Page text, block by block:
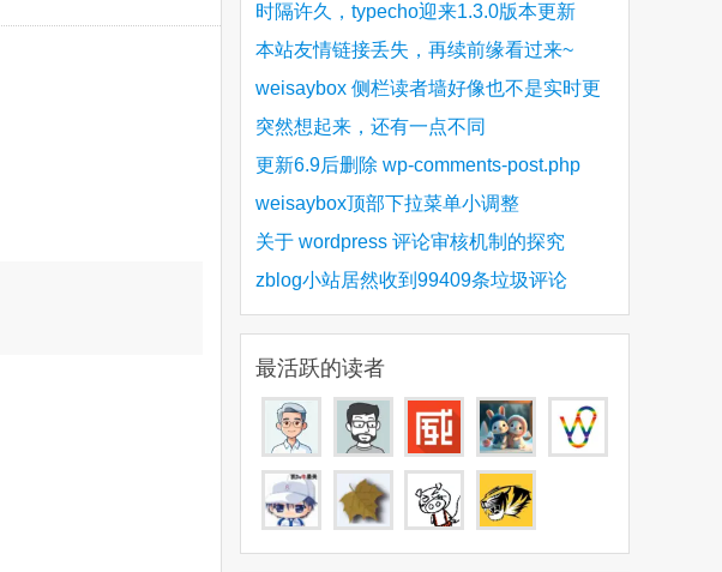
时隔许久，typecho迎来1.3.0版本更新
本站友情链接丢失，再续前缘看过来~
weisaybox 侧栏读者墙好像也不是实时更
新的
突然想起来，还有一点不同
更新6.9后删除 wp-comments-post.php
weisaybox顶部下拉菜单小调整
关于 wordpress 评论审核机制的探究
zblog小站居然收到99409条垃圾评论
最活跃的读者